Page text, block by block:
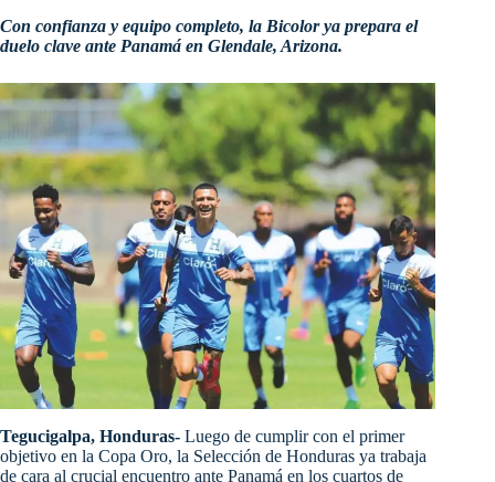
Con confianza y equipo completo, la Bicolor ya prepara el
duelo clave ante Panamá en Glendale, Arizona.
Tegucigalpa, Honduras- Luego de cumplir con el primer
objetivo en la Copa Oro, la Selección de Honduras ya trabaja
de cara al crucial encuentro ante Panamá en los cuartos de